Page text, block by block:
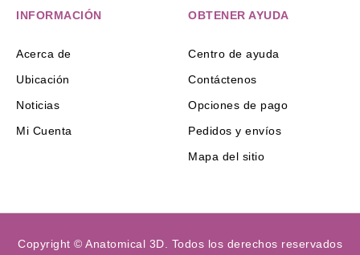
INFORMACIÓN
Acerca de
Ubicación
Noticias
Mi Cuenta
OBTENER AYUDA
Centro de ayuda
Contáctenos
Opciones de pago
Pedidos y envíos
Mapa del sitio
Copyright © Anatomical 3D. Todos los derechos reservados